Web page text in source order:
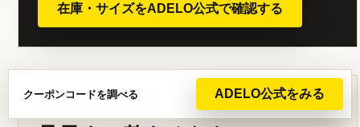
在庫・サイズをADELO公式で確認する
FIRST ADELO GUIDE
クーポンコードを調べる ADELO公式をみる